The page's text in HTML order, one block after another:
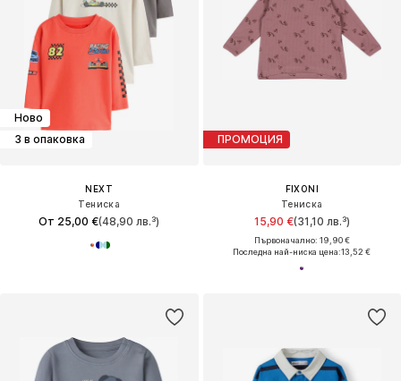
Ново
3 в опаковка
NEXT
Тениска
От 25,00 €(48,90 лв.³)
ПРОМОЦИЯ
FIXONI
Тениска
15,90 €(31,10 лв.³)
Първоначално: 19,90 €
Последна най-ниска цена:13,52 €